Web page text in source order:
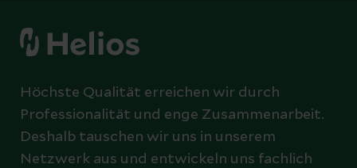
Höchste Qualität erreichen wir durch
Professionalität und enge Zusammenarbeit.
Deshalb tauschen wir uns in unserem
Netzwerk aus und entwickeln uns fachlich